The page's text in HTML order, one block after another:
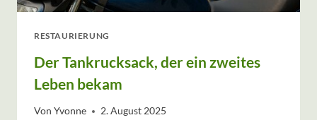
RESTAURIERUNG
Der Tankrucksack, der ein zweites
Leben bekam
Von Yvonne 2. August 2025